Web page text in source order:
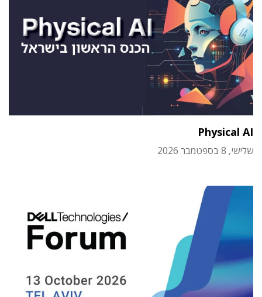
Physical AI
שלישי, 8 בספטמבר 2026